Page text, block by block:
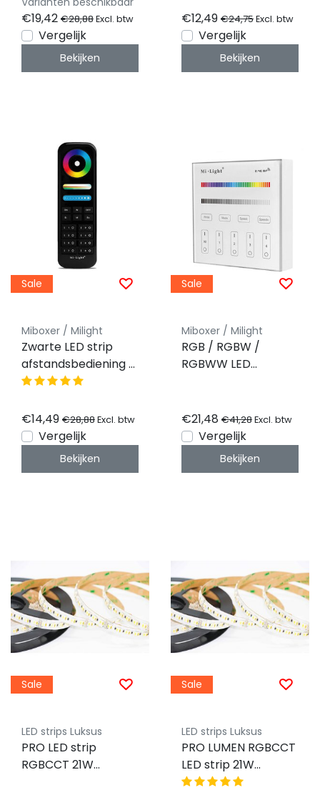
White/RGB/RGBW/RGBWW/RGBCCT
LED strips 12-24v -
SZ5
€19,42 €28,88Excl. btw
Vergelijk
Bekijken
WIT
€12,49 €24,75Excl. btw
Vergelijk
Bekijken
Sale
Miboxer / Milight
Zwarte LED strip
afstandsbediening +
Zwarte wandhouder
– 8 zones – FUT089-
B
€14,49 €28,88Excl. btw
Vergelijk
Bekijken
Sale
Miboxer / Milight
RGB / RGBW /
RGBWW LED
€21,48 €41,28Excl. btw
Vergelijk
Bekijken
Sale
LED strips Luksus
PRO LED strip
RGBCCT 21W
Sale
LED strips Luksus
PRO LUMEN RGBCCT
LED strip 21W
2240LM 96LED p/m